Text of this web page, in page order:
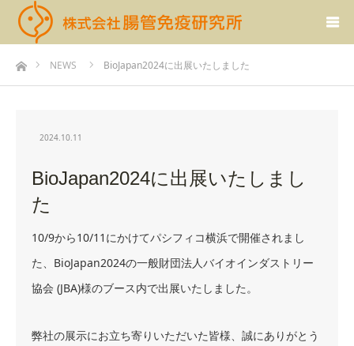
ホームNEWS BioJapan2024に出展いたしました
2024.10.11
BioJapan2024に出展いたしまし
た
10/9から10/11にかけてパシフィコ横浜で開催されまし
た、BioJapan2024の一般財団法人バイオインダストリー
協会 (JBA)様のブース内で出展いたしました。
弊社の展示にお立ち寄りいただいた皆様、誠にありがとう